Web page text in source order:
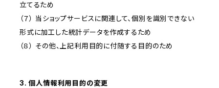
立てるため
（７） 当ショップサービスに関連して、個別を識別できない
形式に加工した統計データを作成するため
（８） その他、上記利用目的に付随する目的のため
3. 個人情報利用目的の変更